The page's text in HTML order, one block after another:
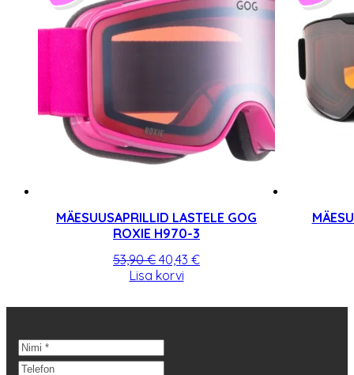
MÄESUUSAPRILLID LASTELE GOG
ROXIE H970-3
53,90€ Algne
hind
53,90 €.
40,43 €Praegune
40,43 €.
Lisa korvi